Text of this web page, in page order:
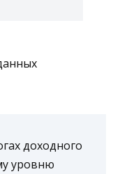
доходного
уровню